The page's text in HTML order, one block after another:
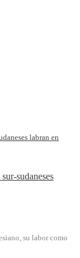
sudaneses
su labor como